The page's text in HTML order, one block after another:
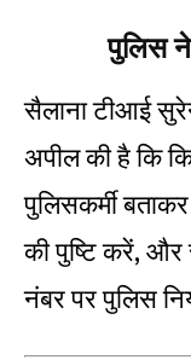
पुलिस
सैलाना टीआई
अपील की है कि
पुलिसकर्मी
की पुष्टि करें, और
नंबर पर पुलिस